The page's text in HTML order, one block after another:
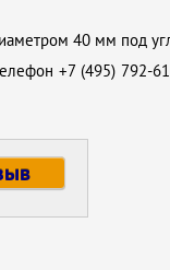
40 мм под
+7 (495) 792-